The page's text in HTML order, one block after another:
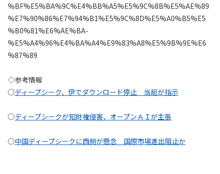
%BF%E5%BA%9C%E4%BB%A5%E5%9C%8B%E5%AE%89
%E7%90%86%E7%94%B1%E5%9C%8D%E5%A0%B5%E5
%B0%81%E6%AE%BA-
%E5%A4%96%E4%BA%A4%E9%83%A8%E5%9B%9E%E6
%87%89
◇参考情報
○ディープシーク、伊でダウンロード停止 当局が指示
○ディープシークが知財権侵害、オープンＡＩが主張
○中国ディープシークに西側が懸念 国際市場進出阻止か